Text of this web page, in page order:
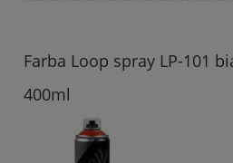
Farba Loop spray LP-101
400ml